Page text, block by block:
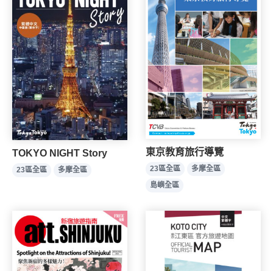
TOKYO NIGHT Story
23區全區 多摩全區
東京教育旅行導覽
23區全區
多摩全區
島嶼全區